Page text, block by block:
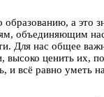
а это
объединяющим
Для нас общее
высоко ценить их,
и всё равно уметь